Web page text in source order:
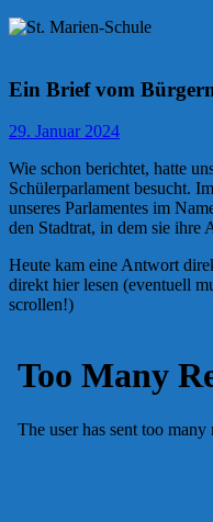
Ein Brief vom
29. Januar 2024
Wie schon berichtet, hatte
Schülerparlament besucht.
unseres Parlamentes im
den Stadtrat, in dem sie ihre
Heute kam eine Antwort
direkt hier lesen (eventuell
scrollen!)